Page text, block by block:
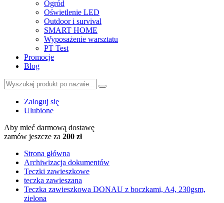
Ogród
Oświetlenie LED
Outdoor i survival
SMART HOME
Wyposażenie warsztatu
PT Test
Promocje
Blog
Zaloguj się
Ulubione
Aby mieć darmową dostawę
zamów jeszcze za 200 zł
Strona główna
Archiwizacja dokumentów
Teczki zawieszkowe
teczka zawieszana
Teczka zawieszkowa DONAU z boczkami, A4, 230gsm,
zielona